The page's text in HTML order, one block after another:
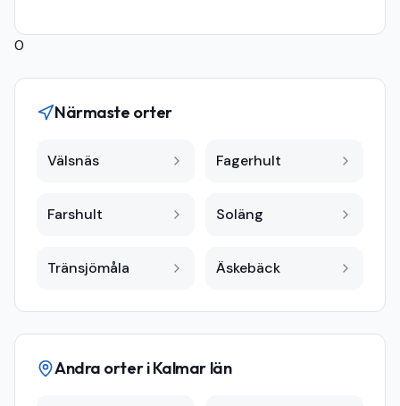
0
Närmaste orter
Välsnäs Fagerhult
Farshult Soläng
Tränsjömåla Äskebäck
Andra orter iKalmar län